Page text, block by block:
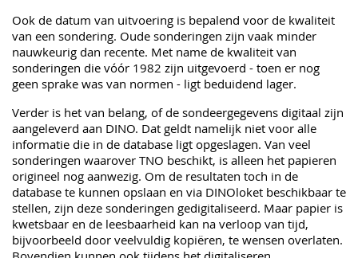
Ook de datum van uitvoering is bepalend voor de kwaliteit
van een sondering. Oude sonderingen zijn vaak minder
nauwkeurig dan recente. Met name de kwaliteit van
sonderingen die vóór 1982 zijn uitgevoerd - toen er nog
geen sprake was van normen - ligt beduidend lager.
Verder is het van belang, of de sondeergegevens digitaal zijn
aangeleverd aan DINO. Dat geldt namelijk niet voor alle
informatie die in de database ligt opgeslagen. Van veel
sonderingen waarover TNO beschikt, is alleen het papieren
origineel nog aanwezig. Om de resultaten toch in de
database te kunnen opslaan en via DINOloket beschikbaar te
stellen, zijn deze sonderingen gedigitaliseerd. Maar papier is
kwetsbaar en de leesbaarheid kan na verloop van tijd,
bijvoorbeeld door veelvuldig kopiëren, te wensen overlaten.